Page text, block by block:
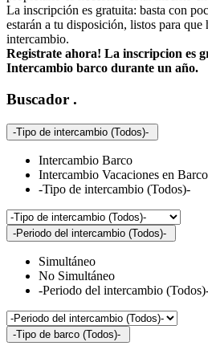
La inscripción es gratuita: basta con
estarán a tu disposición, listos para que
intercambio.
Registrate ahora! La inscripcion es
Intercambio barco durante un año.
Buscador .
-Tipo de intercambio (Todos)-
Intercambio Barco
Intercambio Vacaciones en Barco
-Tipo de intercambio (Todos)-
-Periodo del intercambio (Todos)-
Simultáneo
No Simultáneo
-Periodo del intercambio
-Tipo de barco (Todos)-